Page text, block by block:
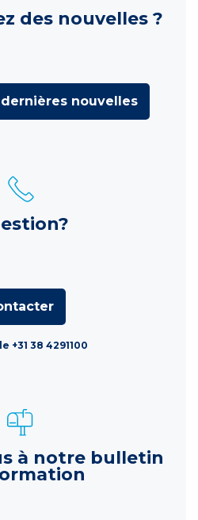
des nouvelles ?
nouvelles
+31 38 4291100
à notre bulletin